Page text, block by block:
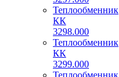
Теплообменник
КК
3298.000
Теплообменник
КК
3299.000
Теплообменник